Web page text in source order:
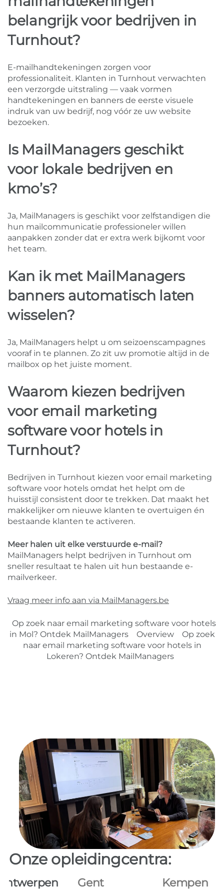
belangrijk voor bedrijven in
Turnhout?
E-mailhandtekeningen zorgen voor
professionaliteit. Klanten in Turnhout verwachten
een verzorgde uitstraling — vaak vormen
handtekeningen en banners de eerste visuele
indruk van uw bedrijf, nog vóór ze uw website
bezoeken.
Is MailManagers geschikt
voor lokale bedrijven en
kmo’s?
Ja, MailManagers is geschikt voor zelfstandigen die
hun mailcommunicatie professioneler willen
aanpakken zonder dat er extra werk bijkomt voor
het team.
Kan ik met MailManagers
banners automatisch laten
wisselen?
Ja, MailManagers helpt u om seizoenscampagnes
vooraf in te plannen. Zo zit uw promotie altijd in de
mailbox op het juiste moment.
Waarom kiezen bedrijven
voor email marketing
software voor hotels in
Turnhout?
Bedrijven in Turnhout kiezen voor email marketing
software voor hotels omdat het helpt om de
huisstijl consistent door te trekken. Dat maakt het
makkelijker om nieuwe klanten te overtuigen én
bestaande klanten te activeren.
Meer halen uit elke verstuurde e-mail?
MailManagers helpt bedrijven in Turnhout om
sneller resultaat te halen uit hun bestaande e-
mailverkeer.
Vraag meer info aan via MailManagers.be
Op zoek naar email marketing software voor hotels
in Mol? Ontdek MailManagers
Overview
Op zoek
naar email marketing software voor hotels in
Lokeren? Ontdek MailManagers
Onze opleidingcentra:
Gent Kempen